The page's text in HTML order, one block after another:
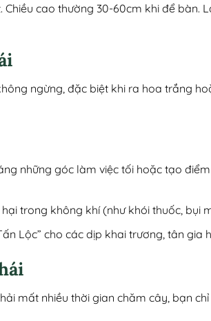
cao thường 30-60cm khi để bàn.
ngừng, đặc biệt khi ra hoa trắng
những góc làm việc tối hoặc tạo
trong không khí (như khói thuốc, bụi
Lộc” cho các dịp khai trương, tân gia
mất nhiều thời gian chăm cây, bạn chỉ